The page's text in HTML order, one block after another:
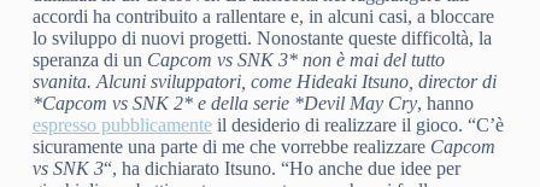
accordi ha contribuito a rallentare e, in alcuni casi, a bloccare
lo sviluppo di nuovi progetti. Nonostante queste difficoltà, la
speranza di un Capcom vs SNK 3* non è mai del tutto
svanita. Alcuni sviluppatori, come Hideaki Itsuno, director di
*Capcom vs SNK 2* e della serie *Devil May Cry, hanno
espresso pubblicamenteil desiderio di realizzare il gioco. “C’è
sicuramente una parte di me che vorrebbe realizzare Capcom
vs SNK 3“, ha dichiarato Itsuno. “Ho anche due idee per